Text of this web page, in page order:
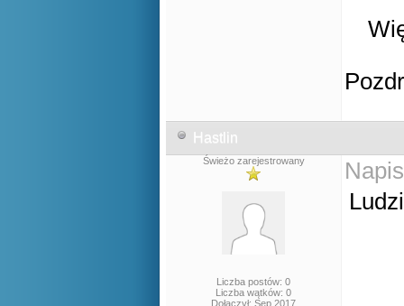
Hastlin
Świeżo zarejestrowany
Liczba postów: 0
Liczba wątków: 0
Dołączył: Sep 2017